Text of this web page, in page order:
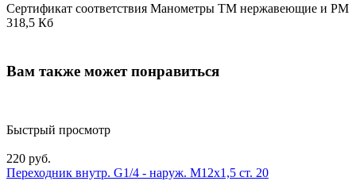
Сертификат соответствия Манометры ТМ нержавеющие и РМ
318,5 Кб
Вам также может понравиться
Быстрый просмотр
220 руб.
Переходник внутр. G1/4 - наруж. М12х1,5 ст. 20